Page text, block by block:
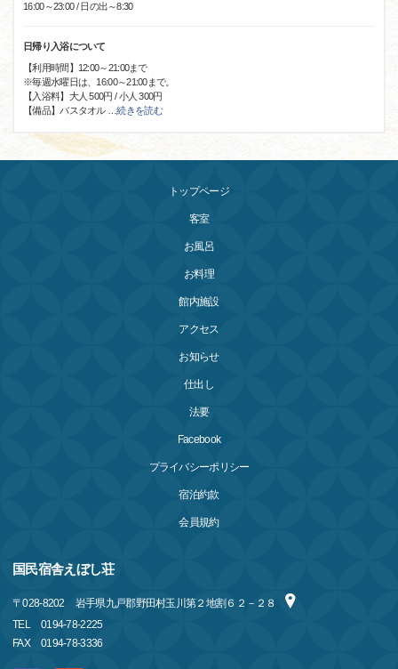
16:00～23:00 / 日の出～8:30
日帰り入浴について
【利用時間】12:00～21:00まで
※毎週水曜日は、16:00～21:00まで。
【入浴料】大人 500円 / 小人 300円
【備品】バスタオル
…続きを読む
トップページ
客室
お風呂
お料理
館内施設
アクセス
お知らせ
仕出し
法要
Facebook
プライバシーポリシー
宿泊約款
会員規約
国民宿舎えぼし荘
〒028-8202
岩手県九戸郡野田村玉川第２地割６２－２８
TEL
0194-78-2225
FAX
0194-78-3336